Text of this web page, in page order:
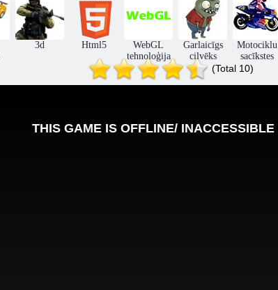
Autostāvvietas
ievārījums 3d
Autostāvvieta 4
Īsta automašīnu
autostāvvieta
3d Html5
WebGL
tehnoloģija
Garlaicīgs
cilvēks
Motociklu
sacīkstes
(Total 10)